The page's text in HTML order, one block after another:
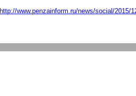
http://www.penzainform.ru/news/social/2015/